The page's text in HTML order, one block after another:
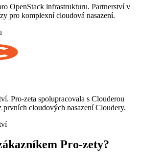
OpenStack infrastrukturu. Partnerství v
pro komplexní cloudová nasazení.
Pro-zeta spolupracovala s Clouderou
prvních cloudových nasazení Cloudery.
Pro-zety?